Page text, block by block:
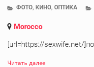
ФОТО, КИНО, ОПТИКА
Morocco
[url=https://sexwife.net/
Читать далее